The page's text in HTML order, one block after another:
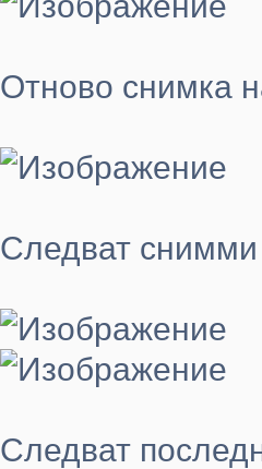
Отново снимка
Следват
Следват